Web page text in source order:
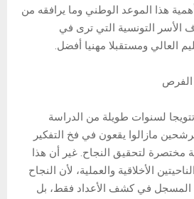
هذا الموعد الوطني وما يرافقه من
الأسر التونسية التي ترى في
العالي ومستقبلا مهنيا أفضل.
الفرص
لسنوات طويلة من الدراسة
مازالوا يقعون في فخ التفكير
مختصرة لتحقيق النجاح. غير أن هذا
الأخلاقية والعملية، لأن النجاح
المسجل في كشف الأعداد فقط، بل